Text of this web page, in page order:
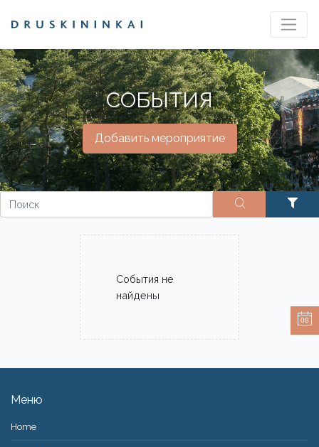
СОБЫТИЯ
Добавить мероприятие
События не
найдены
Меню
Home
08